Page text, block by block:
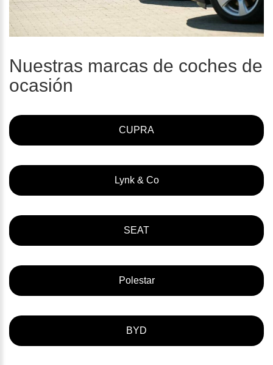
Nuestras marcas de coches de
ocasión
CUPRA
Lynk & Co
SEAT
Polestar
BYD